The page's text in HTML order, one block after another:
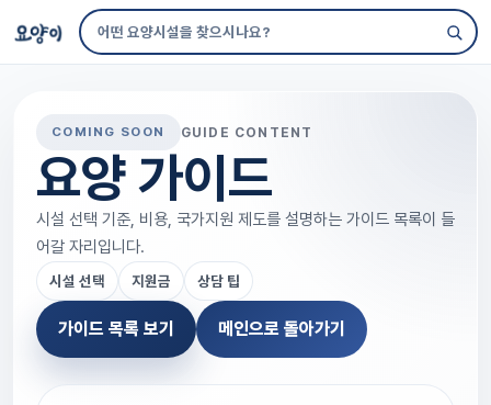
COMING SOON GUIDE CONTENT
요양 가이드
시설 선택 기준, 비용, 국가지원 제도를 설명하는 가이드 목록이 들
어갈 자리입니다.
시설 선택 지원금 상담 팁
가이드 목록 보기 메인으로 돌아가기